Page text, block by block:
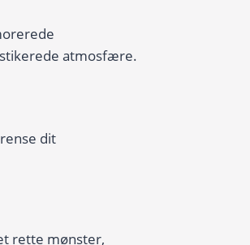
atmosfære.
dit
rette mønster,